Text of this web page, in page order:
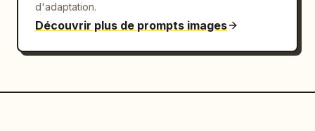
d'adaptation.
Découvrir plus de prompts images